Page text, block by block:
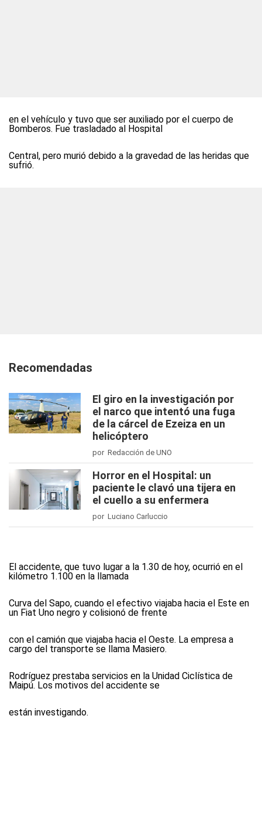
en el vehículo y tuvo que ser auxiliado por el cuerpo de
Bomberos. Fue trasladado al Hospital
Central, pero murió debido a la gravedad de las heridas que
sufrió.
Recomendadas
El giro en la investigación por
el narco que intentó una fuga
de la cárcel de Ezeiza en un
helicóptero
por Redacción de UNO
Horror en el Hospital: un
paciente le clavó una tijera en
el cuello a su enfermera
por Luciano Carluccio
El accidente, que tuvo lugar a la 1.30 de hoy, ocurrió en el
kilómetro 1.100 en la llamada
Curva del Sapo, cuando el efectivo viajaba hacia el Este en
un Fiat Uno negro y colisionó de frente
con el camión que viajaba hacia el Oeste. La empresa a
cargo del transporte se llama Masiero.
Rodríguez prestaba servicios en la Unidad Ciclística de
Maipú. Los motivos del accidente se
están investigando.